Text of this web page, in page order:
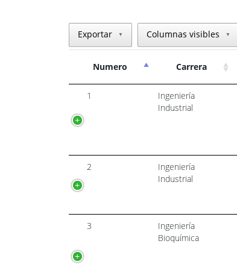
Exportar ▼ Columnas visibles ▼
Numero Carrera
1
Ingeniería
Industrial
2
Ingeniería
Industrial
3
Ingeniería
Bioquímica